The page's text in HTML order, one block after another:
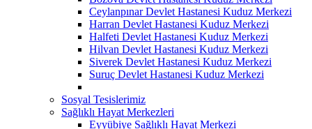
Ceylanpınar Devlet Hastanesi Kuduz Merkezi
Harran Devlet Hastanesi Kuduz Merkezi
Halfeti Devlet Hastanesi Kuduz Merkezi
Hilvan Devlet Hastanesi Kuduz Merkezi
Siverek Devlet Hastanesi Kuduz Merkezi
Suruç Devlet Hastanesi Kuduz Merkezi
Sosyal Tesislerimiz
Sağlıklı Hayat Merkezleri
Eyyübiye Sağlıklı Hayat Merkezi